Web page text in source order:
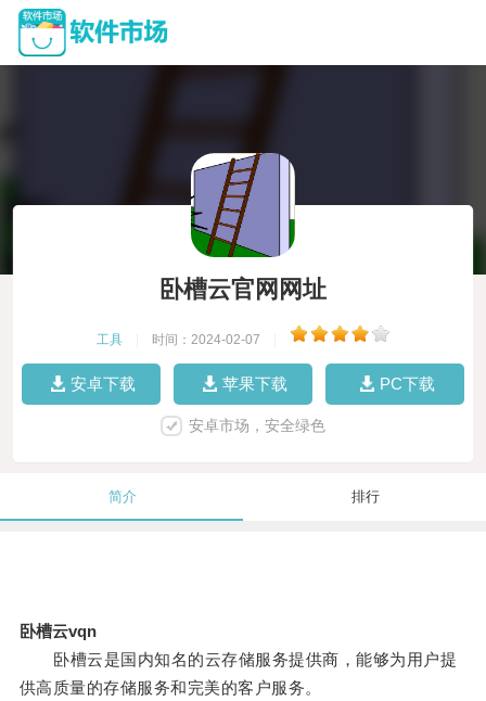
卧槽云官网网址
工具 时间：2024-02-07
安卓下载 苹果下载 PC下载
安卓市场，安全绿色
简介 排行
卧槽云vqn
卧槽云是国内知名的云存储服务提供商，能够为用户提
供高质量的存储服务和完美的客户服务。